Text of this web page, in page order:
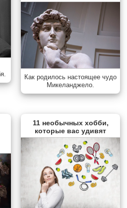
Как родилось настоящее чудо
Микеланджело.
11 необычных хобби,
которые вас удивят